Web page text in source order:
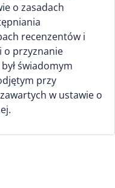
o zasadach
recenzentów i
o przyznanie
świadomym
przy
w ustawie o